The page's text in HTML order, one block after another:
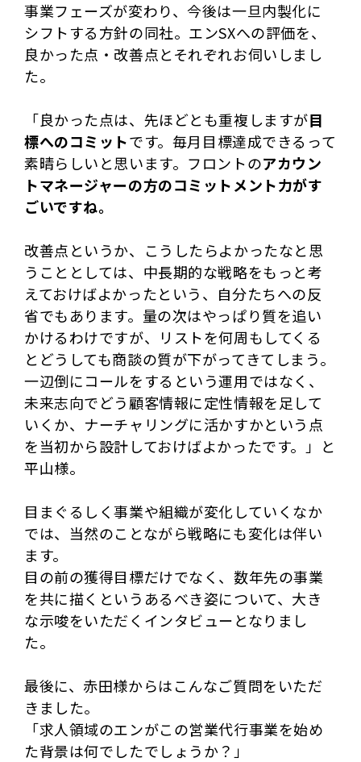
事業フェーズが変わり、今後は一旦内製化に
シフトする方針の同社。エンSXへの評価を、
良かった点・改善点とそれぞれお伺いしまし
た。
「良かった点は、先ほどとも重複しますが目
標へのコミットです。毎月目標達成できるって
素晴らしいと思います。フロントのアカウン
トマネージャーの方のコミットメント力がす
ごいですね。
改善点というか、こうしたらよかったなと思
うこととしては、中長期的な戦略をもっと考
えておけばよかったという、自分たちへの反
省でもあります。量の次はやっぱり質を追い
かけるわけですが、リストを何周もしてくる
とどうしても商談の質が下がってきてしまう。
一辺倒にコールをするという運用ではなく、
未来志向でどう顧客情報に定性情報を足して
いくか、ナーチャリングに活かすかという点
を当初から設計しておけばよかったです。」と
平山様。
目まぐるしく事業や組織が変化していくなか
では、当然のことながら戦略にも変化は伴い
ます。
目の前の獲得目標だけでなく、数年先の事業
を共に描くというあるべき姿について、大き
な示唆をいただくインタビューとなりまし
た。
最後に、赤田様からはこんなご質問をいただ
きました。
「求人領域のエンがこの営業代行事業を始め
た背景は何でしたでしょうか？」